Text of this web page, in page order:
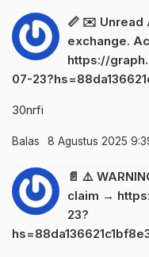
📏 ✉️ Unread
exchange.
https://
07-
30nrfi
Balas 8 Agustus 2025
📄 ⚠️
claim →
23?